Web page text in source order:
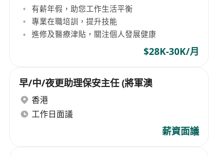
有薪年假，助您工作生活平衡
專業在職培訓，提升技能
進修及醫療津貼，關注個人發展健康
$28K-30K/月
早/中/夜更助理保安主任 (將軍澳
香港
工作日面議
薪資面議